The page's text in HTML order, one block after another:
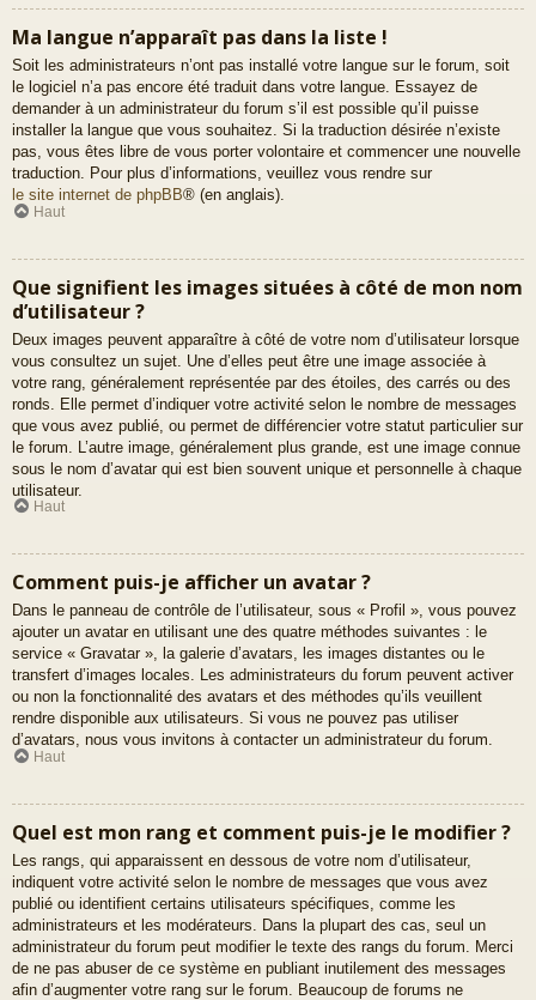
Ma langue n’apparaît pas dans la liste !
Soit les administrateurs n’ont pas installé votre langue sur le forum, soit
le logiciel n’a pas encore été traduit dans votre langue. Essayez de
demander à un administrateur du forum s’il est possible qu’il puisse
installer la langue que vous souhaitez. Si la traduction désirée n’existe
pas, vous êtes libre de vous porter volontaire et commencer une nouvelle
traduction. Pour plus d’informations, veuillez vous rendre sur
le site internet de phpBB® (en anglais).
Haut
Que signifient les images situées à côté de mon nom
d’utilisateur ?
Deux images peuvent apparaître à côté de votre nom d’utilisateur lorsque
vous consultez un sujet. Une d’elles peut être une image associée à
votre rang, généralement représentée par des étoiles, des carrés ou des
ronds. Elle permet d’indiquer votre activité selon le nombre de messages
que vous avez publié, ou permet de différencier votre statut particulier sur
le forum. L’autre image, généralement plus grande, est une image connue
sous le nom d’avatar qui est bien souvent unique et personnelle à chaque
utilisateur.
Haut
Comment puis-je afficher un avatar ?
Dans le panneau de contrôle de l’utilisateur, sous « Profil », vous pouvez
ajouter un avatar en utilisant une des quatre méthodes suivantes : le
service « Gravatar », la galerie d’avatars, les images distantes ou le
transfert d’images locales. Les administrateurs du forum peuvent activer
ou non la fonctionnalité des avatars et des méthodes qu’ils veuillent
rendre disponible aux utilisateurs. Si vous ne pouvez pas utiliser
d’avatars, nous vous invitons à contacter un administrateur du forum.
Haut
Quel est mon rang et comment puis-je le modifier ?
Les rangs, qui apparaissent en dessous de votre nom d’utilisateur,
indiquent votre activité selon le nombre de messages que vous avez
publié ou identifient certains utilisateurs spécifiques, comme les
administrateurs et les modérateurs. Dans la plupart des cas, seul un
administrateur du forum peut modifier le texte des rangs du forum. Merci
de ne pas abuser de ce système en publiant inutilement des messages
afin d’augmenter votre rang sur le forum. Beaucoup de forums ne